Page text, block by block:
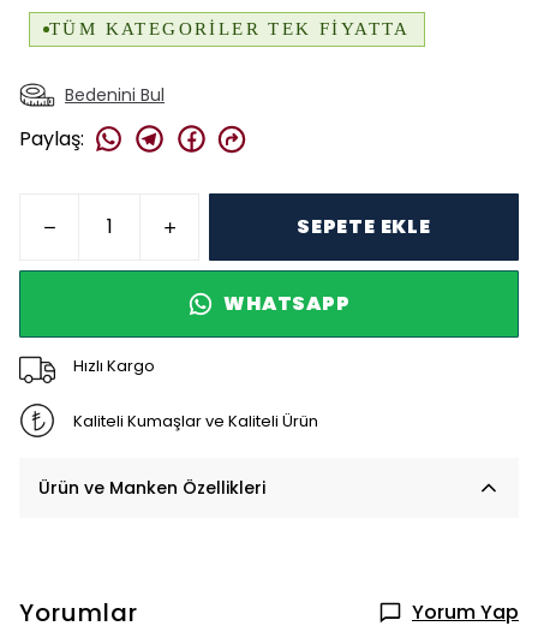
Bedenini Bul
Paylaş:
SEPETE EKLE
WHATSAPP
Hızlı Kargo
Kaliteli Kumaşlar ve Kaliteli Ürün
Ürün ve Manken Özellikleri
Yorumlar Yorum Yap